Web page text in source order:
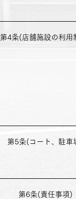
第4条(店舗施設の利用
第5条(コート、駐車
第6条(責任事項)